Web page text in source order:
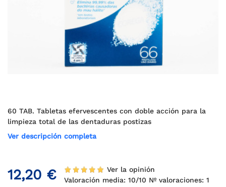
60 TAB. Tabletas efervescentes con doble acción para la
limpieza total de las dentaduras postizas
Ver descripción completa
12,20 €
Ver la opinión
Valoración media:10/10 Nº valoraciones:1